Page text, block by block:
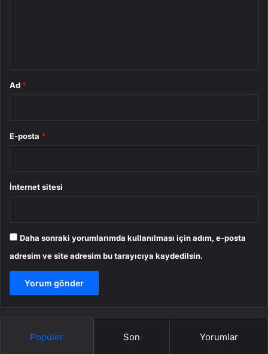
Ad *
E-posta *
İnternet sitesi
Daha sonraki yorumlarımda kullanılması için adım, e-posta
adresim ve site adresim bu tarayıcıya kaydedilsin.
Popüler Son Yorumlar